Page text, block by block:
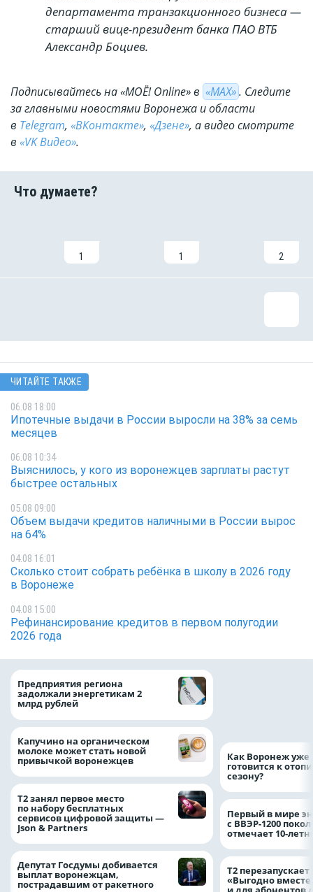
департамента транзакционного бизнеса —
старший вице-президент банка ПАО ВТБ
Александр Боциев.
Подписывайтесь на «МОЁ! Online» в «МАХ». Cледите
за главными новостями Воронежа и области
в Telegram, «ВКонтакте», «Дзене», а видео смотрите
в «VK Видео».
1 1 2
ЧИТАЙТЕ ТАКЖЕ
06.08 18:00
Ипотечные выдачи в России выросли на 38% за семь
месяцев
06.08 10:34
Выяснилось, у кого из воронежцев зарплаты растут
быстрее остальных
05.08 09:00
Объем выдачи кредитов наличными в России вырос
на 64%
04.08 16:01
Сколько стоит собрать ребёнка в школу в 2026 году
в Воронеже
04.08 15:00
Рефинансирование кредитов в первом полугодии
2026 года
Предприятия региона
задолжали энергетикам 2
млрд рублей
Капучино на органическом
молоке может стать новой
привычкой воронежцев
Т2 занял первое место
по набору бесплатных
сервисов цифровой защиты —
Json & Partners
Депутат Госдумы добивается
выплат воронежцам,
пострадавшим от ракетного
Как Воронеж уже
готовится к
сезону?
Первый в мире
с ВВЭР-1200
отмечает 10-
Т2
«Выгодно